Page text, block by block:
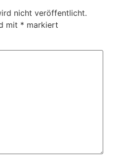
nicht veröffentlicht.
mit * markiert